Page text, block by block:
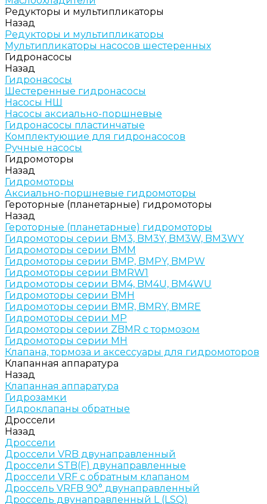
Редукторы и мультипликаторы
Назад
Редукторы и мультипликаторы
Мультипликаторы насосов шестеренных
Гидронасосы
Назад
Гидронасосы
Шестеренные гидронасосы
Насосы НШ
Насосы аксиально-поршневые
Гидронасосы пластинчатые
Комплектующие для гидронасосов
Ручные насосы
Гидромоторы
Назад
Гидромоторы
Аксиально-поршневые гидромоторы
Героторные (планетарные) гидромоторы
Назад
Героторные (планетарные) гидромоторы
Гидромоторы серии BM3, BM3Y, BM3W, BM3WY
Гидромоторы серии BMM
Гидромоторы серии BMP, BMPY, BMPW
Гидромоторы серии BMRW1
Гидромоторы серии BМ4, BM4U, BМ4WU
Гидромоторы серии BМH
Гидромоторы серии BМR, BMRY, BМRE
Гидромоторы серии MP
Гидромоторы серии ZBMR с тормозом
Гидромоторы серии МH
Клапана, тормоза и аксессуары для гидромоторов
Клапанная аппаратура
Назад
Клапанная аппаратура
Гидрозамки
Гидроклапаны обратные
Дроссели
Назад
Дроссели
Дроссели VRB двунаправленный
Дроссели STB(F) двунаправленные
Дроссели VRF с обратным клапаном
Дроссель VRFB 90° двунаправленный
Дроссель двунаправленный L (LSQ)